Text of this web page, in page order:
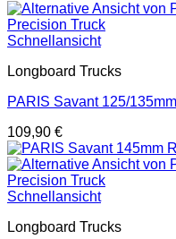
Schnellansicht
Longboard Trucks
PARIS Savant 125/
109,90 €
Schnellansicht
Longboard Trucks